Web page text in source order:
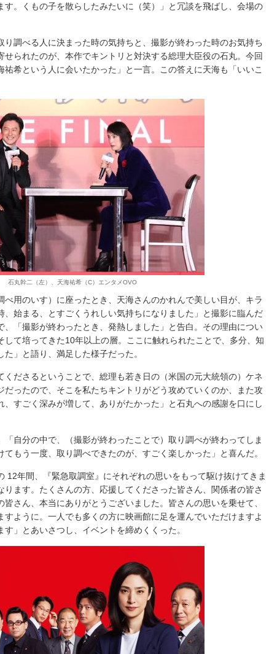
す。くもの子を散らしたみたいに（笑）」と冗談を飛ばし、会場の
調べる人に決まった時の気持ちと、撮影が終わった時のお気持ち
せられたのが、本作でキントリと対決する総理大臣役の石丸。今回
希という人に会いたかった」と一言。この答えに天海も「いいこ
石丸幹二（左）、天海祐希（C）エンタメOVO
用のいす）に座ったとき、天海さんのかれんで美しい目が、キラ
、始まる、とすごくうれしい気持ちになりました」と撮影に臨んだ
、「撮影が終わったとき、発熱しました」と告白。その理由につい
して培ってきた10年以上の層。ここに触れられたことで、多分、知
」と語り、満足した様子だった。
ださるということで、総理も若き日の（米国の元大統領の）ケネ
だったので、そこを私たちキントリがどう攻めていくのか、また攻
すごく深みが増して、ありがたかった」と石丸への感謝を口にし
自分の中で、（撮影が終わったことで）取り調べが終わってしま
もう一度、取り調べできたのが、すごく楽しかった」と喜んだ。
年間、『緊急取調室』にそれぞれの思いをもって駆け抜けてきま
ります。たくさんの方、応援してくださった皆さん、関係者の皆さ
さん、本当にありがとうございました。皆さんの思いを乗せて、
すように。一人でも多くの方に映画館に足を運んでいただけますよ
」とあいさつし、イベントを締めくくった。